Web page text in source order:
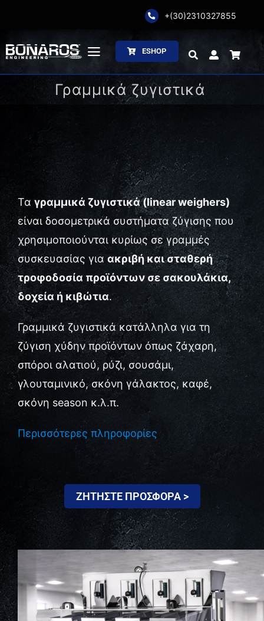
content
+(30)2310327855
Toggle
Navigation
Αρχική
Ζύγιση
Συσκευασία
Επεξεργασία
Κατάλογοι
Επικοινωνία
ESHOP
Γραμμικά ζυγιστικά
Τα γραμμικά ζυγιστικά (linear weighers)
είναι δοσομετρικά συστήματα ζύγισης που
χρησιμοποιούνται κυρίως σε γραμμές
συσκευασίας για ακριβή και σταθερή
τροφοδοσία προϊόντων σε σακουλάκια,
δοχεία ή κιβώτια.
Γραμμικά ζυγιστικά κατάλληλα για τη
ζύγιση χύδην προϊόντων όπως ζάχαρη,
σπόροι αλατιού, ρύζι, σουσάμι,
γλουταμινικό, σκόνη γάλακτος, καφέ,
σκόνη season κ.λ.π.
Περισσότερες πληροφορίες
ΖΗΤΗΣΤΕ ΠΡΟΣΦΟΡΑ >